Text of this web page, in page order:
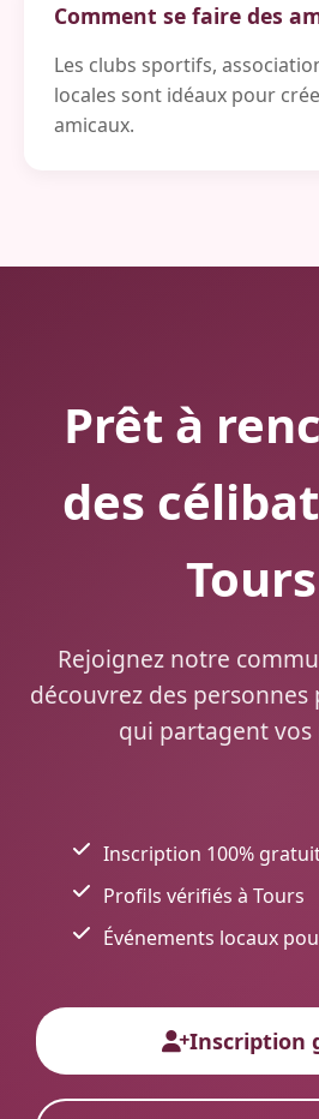
Comment se faire des
Les clubs sportifs,
locales sont idéaux pour
amicaux.
Prêt à
des
Rejoignez notre
découvrez des personnes
qui partagent vos
Inscription 100%
Profils vérifiés à Tours
Événements locaux
Inscription